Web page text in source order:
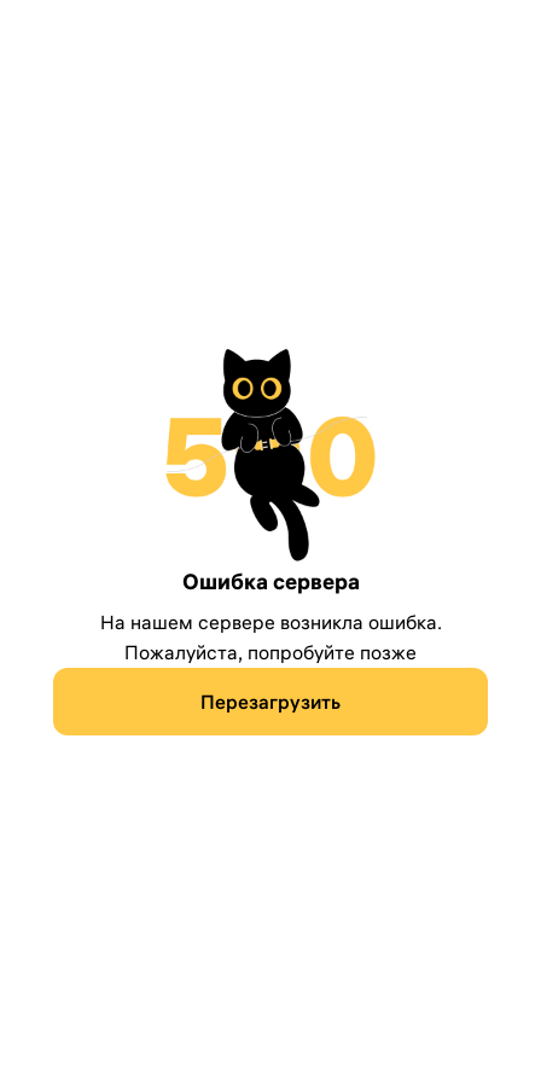
Ошибка сервера
На нашем сервере возникла ошибка.
Пожалуйста, попробуйте позже
Перезагрузить